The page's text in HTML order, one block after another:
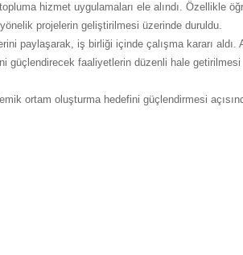
hizmet uygulamaları ele alındı. Özellikle
yönelik projelerin geliştirilmesi üzerinde duruldu.
paylaşarak, iş birliği içinde çalışma kararı aldı.
güçlendirecek faaliyetlerin düzenli hale getirilmesi
ortam oluşturma hedefini güçlendirmesi